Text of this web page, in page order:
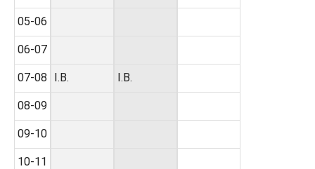
05-06
06-07
07-08
08-09
09-10
10-11
I.B. I.B.